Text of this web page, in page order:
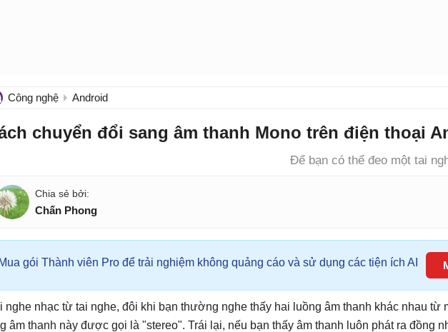
Công nghệ Android
chuyển đổi sang âm thanh Mono trên điện thoại
Để bạn có thể đeo một tai
Chấn Phong
Mua gói Thành viên Pro để trải nghiệm không quảng cáo và sử dụng các tiện ích AI
nghe nhạc từ tai nghe, đôi khi bạn thường nghe thấy hai luồng âm thanh khác nhau từ
âm thanh này được gọi là "stereo". Trái lại, nếu bạn thấy âm thanh luôn phát ra đồng